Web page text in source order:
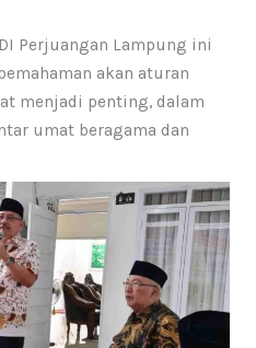
Perjuangan Lampung ini
akan aturan
menjadi penting, dalam
umat beragama dan